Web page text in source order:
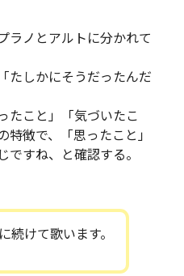
ラノとアルトに分かれて
たしかにそうだったんだ
たこと」「気づいたこ
特徴で、「思ったこと」
ですね、と確認する。
続けて歌います。